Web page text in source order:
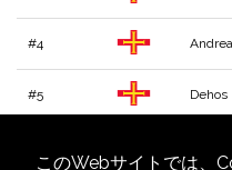
このWebサイトでは、
#4 Andrea
#5 Dehos